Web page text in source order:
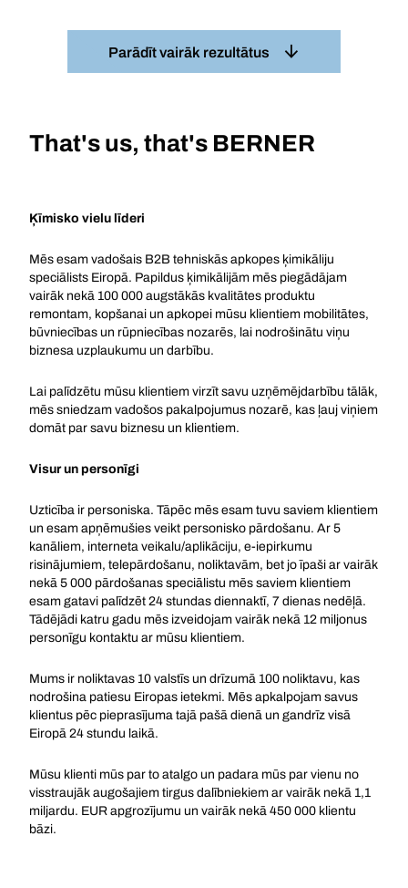
Parādīt vairāk rezultātus
That's us, that's BERNER
Ķīmisko vielu līderi
Mēs esam vadošais B2B tehniskās apkopes ķimikāliju
speciālists Eiropā. Papildus ķimikālijām mēs piegādājam
vairāk nekā 100 000 augstākās kvalitātes produktu
remontam, kopšanai un apkopei mūsu klientiem mobilitātes,
būvniecības un rūpniecības nozarēs, lai nodrošinātu viņu
biznesa uzplaukumu un darbību.
Lai palīdzētu mūsu klientiem virzīt savu uzņēmējdarbību tālāk,
mēs sniedzam vadošos pakalpojumus nozarē, kas ļauj viņiem
domāt par savu biznesu un klientiem.
Visur un personīgi
Uzticība ir personiska. Tāpēc mēs esam tuvu saviem klientiem
un esam apņēmušies veikt personisko pārdošanu. Ar 5
kanāliem, interneta veikalu/aplikāciju, e-iepirkumu
risinājumiem, telepārdošanu, noliktavām, bet jo īpaši ar vairāk
nekā 5 000 pārdošanas speciālistu mēs saviem klientiem
esam gatavi palīdzēt 24 stundas diennaktī, 7 dienas nedēļā.
Tādējādi katru gadu mēs izveidojam vairāk nekā 12 miljonus
personīgu kontaktu ar mūsu klientiem.
Mums ir noliktavas 10 valstīs un drīzumā 100 noliktavu, kas
nodrošina patiesu Eiropas ietekmi. Mēs apkalpojam savus
klientus pēc pieprasījuma tajā pašā dienā un gandrīz visā
Eiropā 24 stundu laikā.
Mūsu klienti mūs par to atalgo un padara mūs par vienu no
visstraujāk augošajiem tirgus dalībniekiem ar vairāk nekā 1,1
miljardu. EUR apgrozījumu un vairāk nekā 450 000 klientu
bāzi.